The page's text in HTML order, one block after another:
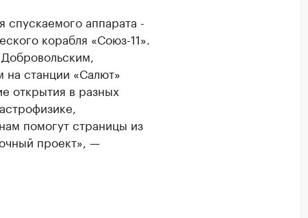
спускаемого аппарата -
корабля «Союз-11».
станции «Салют»
открытия в разных
помогут страницы из
проект», —